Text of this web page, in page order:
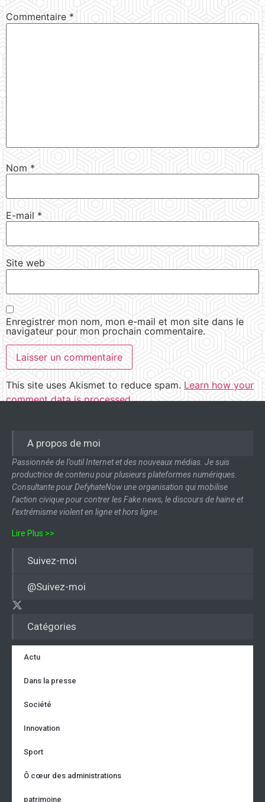
Commentaire *
Nom *
E-mail*
Site web
Enregistrer mon nom, mon e-mail et mon site dans le
navigateur pour mon prochain commentaire.
This site uses Akismet to reduce spam. Learn how your
comment data is processed.
Catégories
Actu
Dans la presse
Société
Innovation
Sport
Ô cœur des administrations
patrimoine
A propos de moi
Passionnée de l’outil Internet et des nouveaux médias. Je suis
productrice de contenu pour plusieurs plateformes numériques.
Consultante pour DefyhateNow une organisation qui mobilise
l’action civique pour contrer les Fake news, le discours de haine et
l’extrémisme violent en ligne et hors ligne.
Lire Plus >>
Suivez-moi
@Suivez-moi